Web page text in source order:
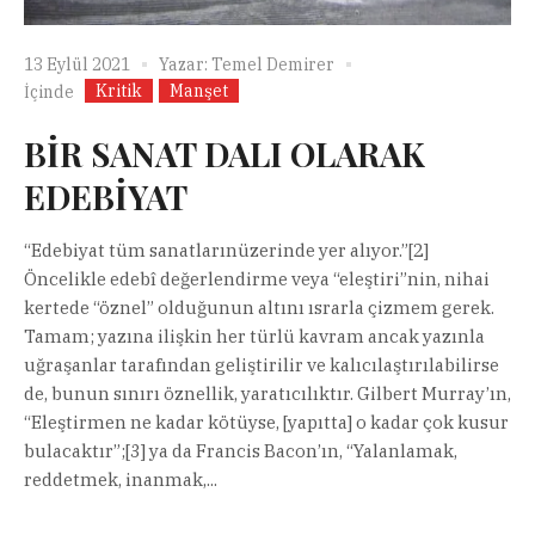
13 Eylül 2021 Yazar: Temel Demirer
İçinde
Kritik Manşet
BİR SANAT DALI OLARAK
EDEBİYAT
“Edebiyat tüm sanatlarınüzerinde yer alıyor.”[2]
Öncelikle edebî değerlendirme veya “eleştiri”nin, nihai
kertede “öznel” olduğunun altını ısrarla çizmem gerek.
Tamam; yazına ilişkin her türlü kavram ancak yazınla
uğraşanlar tarafından geliştirilir ve kalıcılaştırılabilirse
de, bunun sınırı öznellik, yaratıcılıktır. Gilbert Murray’ın,
“Eleştirmen ne kadar kötüyse, [yapıtta] o kadar çok kusur
bulacaktır”;[3] ya da Francis Bacon’ın, “Yalanlamak,
reddetmek, inanmak,...